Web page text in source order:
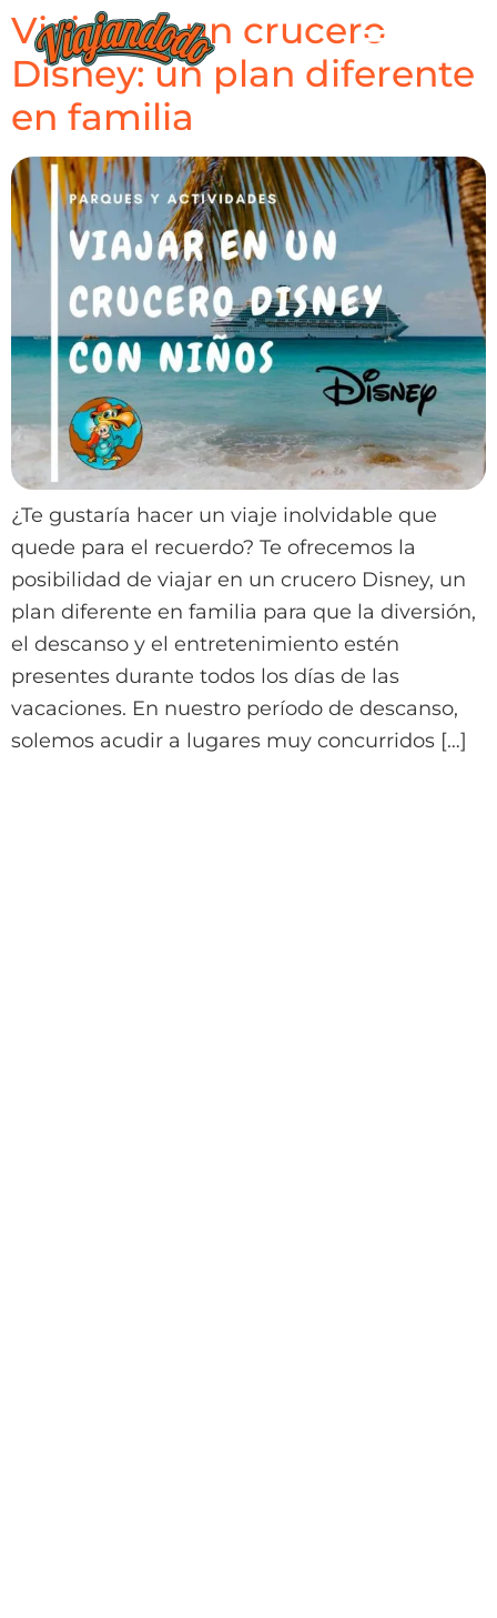
Viajar en un crucero
Disney: un plan diferente
en familia
¿Te gustaría hacer un viaje inolvidable que
quede para el recuerdo? Te ofrecemos la
posibilidad de viajar en un crucero Disney, un
plan diferente en familia para que la diversión,
el descanso y el entretenimiento estén
presentes durante todos los días de las
vacaciones. En nuestro período de descanso,
solemos acudir a lugares muy concurridos […]